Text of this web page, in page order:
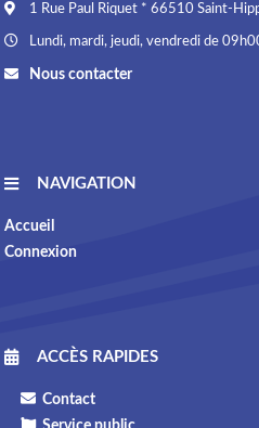
1 Rue Paul Riquet * 66510 Saint-
Lundi, mardi, jeudi, vendredi de
Nous contacter
NAVIGATION
Accueil
Connexion
ACCÈS RAPIDES
Contact